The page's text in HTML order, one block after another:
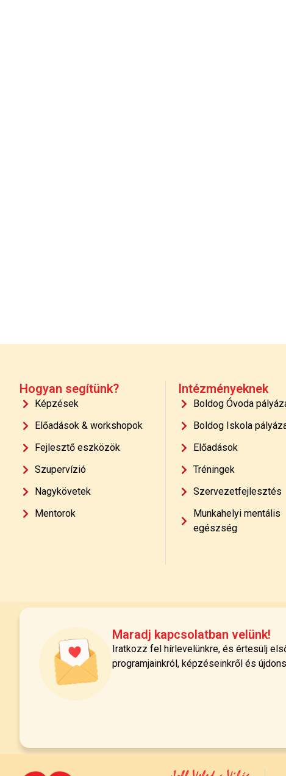
Hogyan segítünk?
Képzések
Előadások & workshopok
Fejlesztő eszközök
Szupervízió
Nagykövetek
Mentorok
Intézményeknek
Boldog Óvoda
Boldog Iskola
Előadások
Tréningek
Szervezetfejlesztés
Munkahelyi mentális
egészség
Maradj kapcsolatban velünk!
Iratkozz fel hírlevelünkre, és értesülj
programjainkról, képzéseinkről és